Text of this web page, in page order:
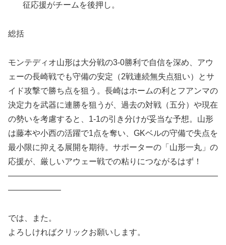
征応援がチームを後押し。
総括
モンテディオ山形は大分戦の3-0勝利で自信を深め、アウ
ェーの長崎戦でも守備の安定（2戦連続無失点狙い）とサ
イド攻撃で勝ち点を狙う。長崎はホームの利とフアンマの
決定力を武器に連勝を狙うが、過去の対戦（五分）や現在
の勢いを考慮すると、1-1の引き分けが妥当な予想。山形
は藤本や小西の活躍で1点を奪い、GKベルの守備で失点を
最小限に抑える展開を期待。サポーターの「山形一丸」の
応援が、厳しいアウェー戦での粘りにつながるはず！
——————————————————————————
——————–
では、また。
よろしければクリックお願いします。